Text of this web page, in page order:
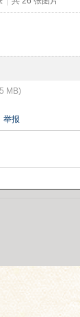
MB)
举报